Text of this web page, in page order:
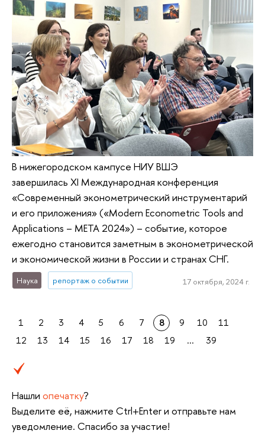
В нижегородском кампусе НИУ ВШЭ
завершилась XI Международная конференция
«Современный эконометрический инструментарий
и его приложения» («Modern Econometric Tools and
Applications – META 2024») – событие, которое
ежегодно становится заметным в эконометрической
и экономической жизни в России и странах СНГ.
Наука репортаж о событии 17 октября, 2024 г.
1 2 3 4 5 6 7 8 9 10
11
12
13 14 15 16 17 18 19 ... 39
Нашли опечатку?
Выделите её, нажмите Ctrl+Enter и отправьте нам
уведомление. Спасибо за участие!